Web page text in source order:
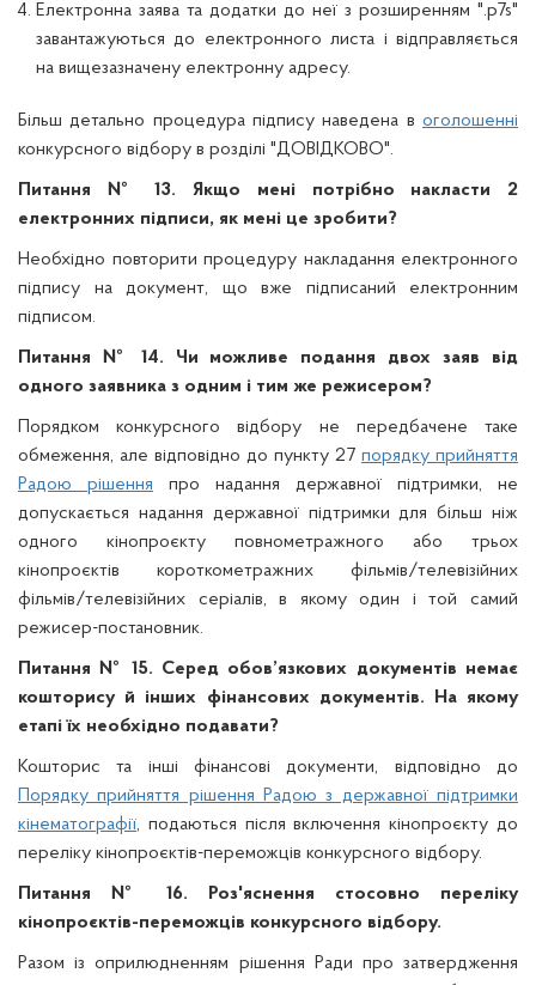
Електронна заява та додатки до неї з розширенням ".p7s"
завантажуються до електронного листа і відправляється
на вищезазначену електронну адресу.
Більш детально процедура підпису наведена в оголошенні
конкурсного відбору в розділі "ДОВІДКОВО".
Питання № 13. Якщо мені потрібно накласти 2
електронних підписи, як мені це зробити?
Необхідно повторити процедуру накладання електронного
підпису на документ, що вже підписаний електронним
підписом.
Питання № 1 4. Чи можливе подання двох заяв від
одного заявника з одним і тим же режисером?
Порядком конкурсного відбору не передбачене таке
обмеження, але відповідно до пункту 27 порядку прийняття
Радою рішення про надання державної підтримки, не
допускається надання державної підтримки для більш ніж
одного кінопроєкту повнометражного або трьох
кінопроєктів короткометражних фільмів/телевізійних
фільмів/телевізійних серіалів, в якому один і той самий
режисер-постановник.
Питання № 1 5. Серед обов’язкових документів немає
кошторису й інших фінансових документів. На якому
етапі їх необхідно подавати?
Кошторис та інші фінансові документи, відповідно до
Порядку прийняття рішення Радою з державної підтримки
кінематографії, подаються після включення кінопроєкту до
переліку кінопроєктів-переможців конкурсного відбору.
Питання № 1 6. Роз'яснення стосовно переліку
кінопроєктів-переможців конкурсного відбору.
Разом із оприлюдненням рішення Ради про затвердження